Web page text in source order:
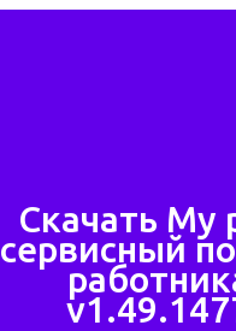
Скачать Му
сервисный